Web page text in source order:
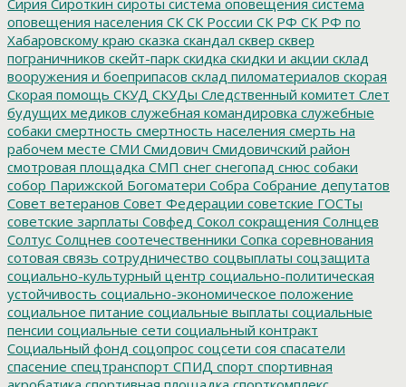
оповещения населения СК СК России СК РФ СК РФ по
Хабаровскому краю сказка скандал сквер сквер
пограничников скейт-парк скидка скидки и акции склад
вооружения и боеприпасов склад пиломатериалов скорая
Скорая помощь СКУД СКУДы Следственный комитет Слет
будущих медиков служебная командировка служебные
собаки смертность смертность населения смерть на
рабочем месте СМИ Смидович Смидовичский район
смотровая площадка СМП снег снегопад снюс собаки
собор Парижской Богоматери Собра Собрание депутатов
Совет ветеранов Совет Федерации советские ГОСТы
советские зарплаты Совфед Сокол сокращения Солнцев
Солтус Солцнев соотечественники Сопка соревнования
сотовая связь сотрудничество соцвыплаты соцзащита
социально-культурный центр социально-политическая
устойчивость социально-экономическое положение
социальное питание социальные выплаты социальные
пенсии социальные сети социальный контракт
Социальный фонд соцопрос соцсети соя спасатели
спасение спецтранспорт СПИД спорт спортивная